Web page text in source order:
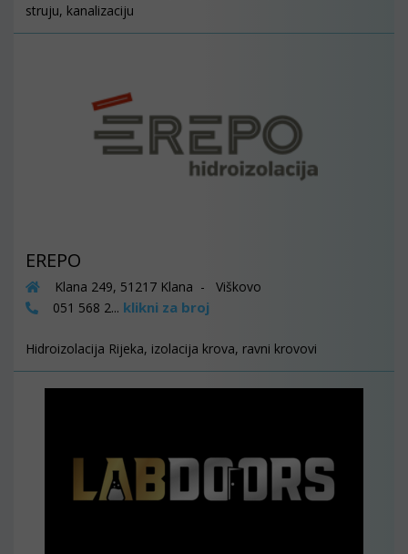
struju, kanalizaciju
EREPO
Klana 249, 51217 Klana - Viškovo
051 568 2... klikni za broj
Hidroizolacija Rijeka, izolacija krova, ravni krovovi